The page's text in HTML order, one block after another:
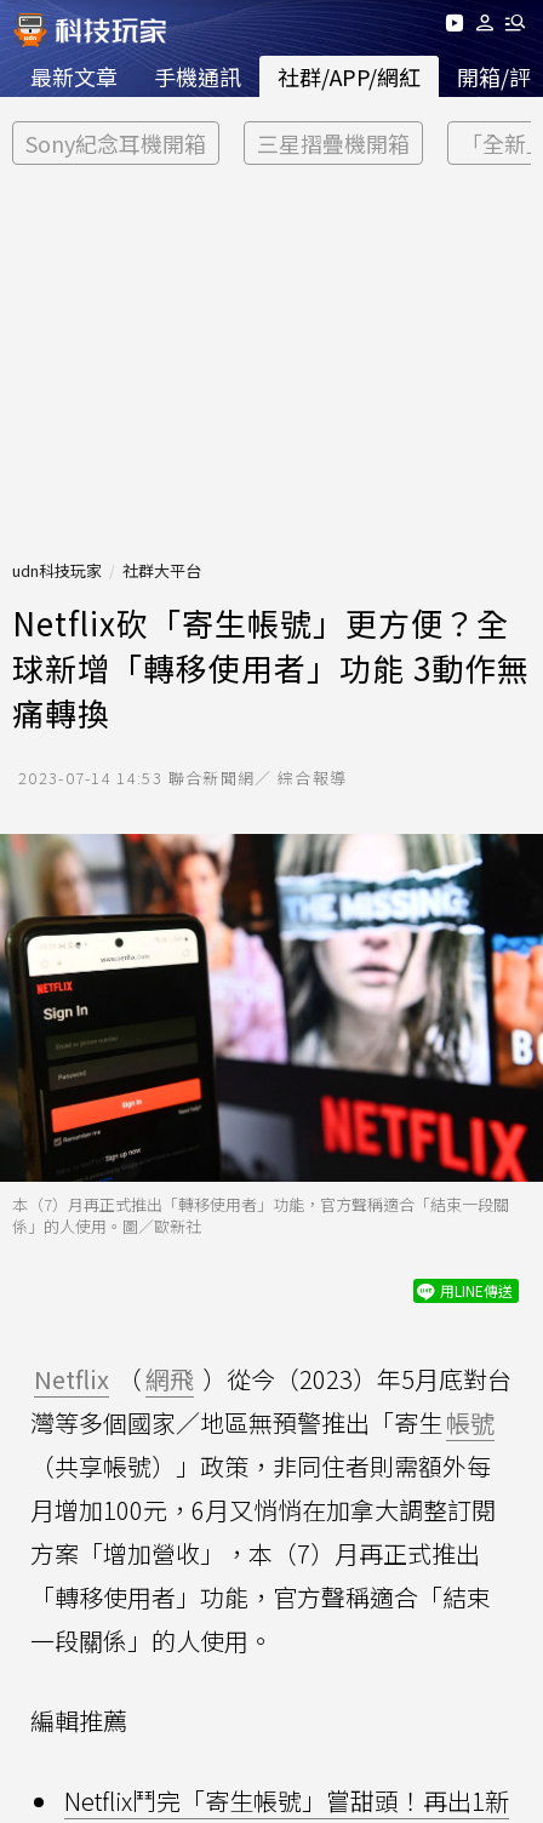
最新文章 手機通訊 社群/APP/網紅 開箱/評
Sony紀念耳機開箱 三星摺疊機開箱 「全新
udn科技玩家 社群大平台
Netflix砍「寄生帳號」更方便？全
球新增「轉移使用者」功能 3動作無
痛轉換
2023-07-14 14:53 聯合新聞網／ 綜合報導
本（7）月再正式推出「轉移使用者」功能，官方聲稱適合「結束一段關
係」的人使用。圖／歐新社
用LINE傳送
Netflix （網飛 ）從今（2023）年5月底對台
灣等多個國家／地區無預警推出「寄生帳號
（共享帳號）」政策，非同住者則需額外每
月增加100元，6月又悄悄在加拿大調整訂閱
方案「增加營收」，本（7）月再正式推出
「轉移使用者」功能，官方聲稱適合「結束
一段關係」的人使用。
編輯推薦
Netflix鬥完「寄生帳號」嘗甜頭！再出1新